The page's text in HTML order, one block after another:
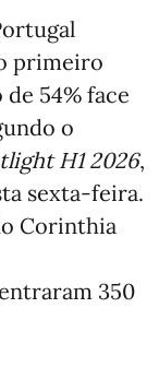
primeiro
54% face
o
H1 2026,
sexta-feira.
Corinthia
350